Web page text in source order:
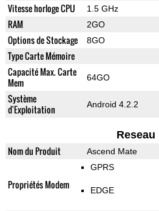
Vitesse horloge CPU 1.5 GHz
RAM 2GO
Options de Stockage 8GO
Type Carte Mémoire
Capacité Max. Carte
Mem
64GO
Système
d'Exploitation
Android 4.2.2
Reseau
Nom du Produit Ascend Mate
Propriétés Modem
GPRS
EDGE